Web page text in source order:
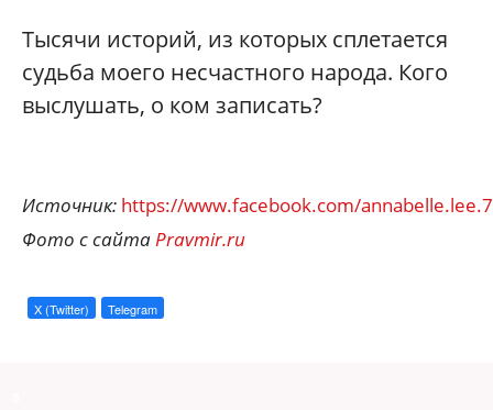
Тысячи историй, из которых сплетается
судьба моего несчастного народа. Кого
выслушать, о ком записать?
Источник: https://www.facebook.com/
Фото с сайтаPravmir.ru
X (Twitter) Telegram